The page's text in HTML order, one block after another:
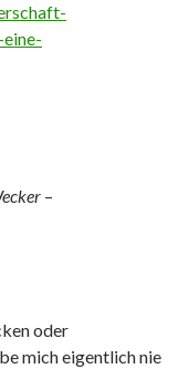
–
oder
mich eigentlich nie